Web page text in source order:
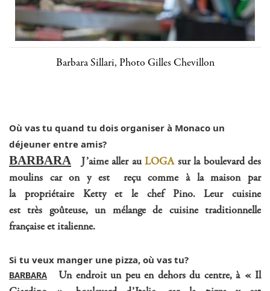
Barbara Sillari, Photo Gilles Chevillon
Où vas tu quand tu dois organiser à Monaco un
déjeuner entre amis?
BARBARA J’aime aller au LOGAsur la boulevard des
moulins car on y est reçu comme à la maison par
la propriétaire Ketty et le chef Pino. Leur cuisine
est très goûteuse, un mélange de cuisine traditionnelle
française et italienne.
Si tu veux manger une pizza, où vas tu?
BARBARA Un endroit un peu en dehors du centre, à « Il